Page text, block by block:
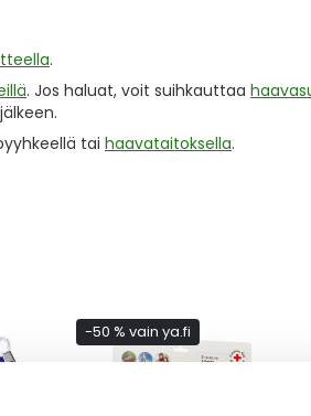
.
. Jos haluat, voit suihkauttaa
tai haavataitoksella.
-50 % vain ya.fi